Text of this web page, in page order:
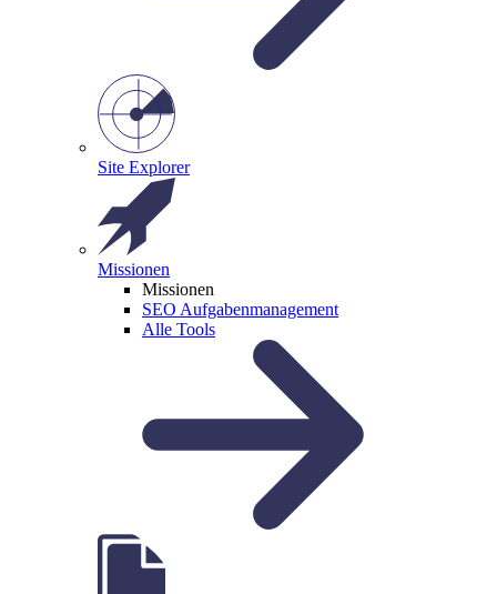
Site Explorer
Missionen
Missionen
SEO Aufgabenmanagement
Alle Tools